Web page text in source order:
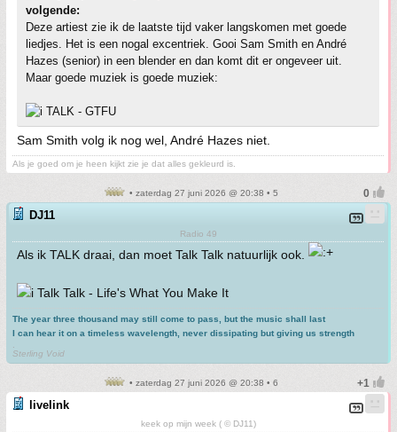
volgende:
Deze artiest zie ik de laatste tijd vaker langskomen met goede
liedjes. Het is een nogal excentriek. Gooi Sam Smith en André
Hazes (senior) in een blender en dan komt dit er ongeveer uit.
Maar goede muziek is goede muziek:
TALK - GTFU
Sam Smith volg ik nog wel, André Hazes niet.
Als je goed om je heen kijkt zie je dat alles gekleurd is.
• zaterdag 27 juni 2026 @ 20:38 • 5
DJ11
Radio 49
Als ik TALK draai, dan moet Talk Talk natuurlijk ook.
Talk Talk - Life's What You Make It
The year three thousand may still come to pass, but the music shall last
I can hear it on a timeless wavelength, never dissipating but giving us strength
Sterling Void
• zaterdag 27 juni 2026 @ 20:38 • 6
livelink
keek op mijn week ( © DJ11)